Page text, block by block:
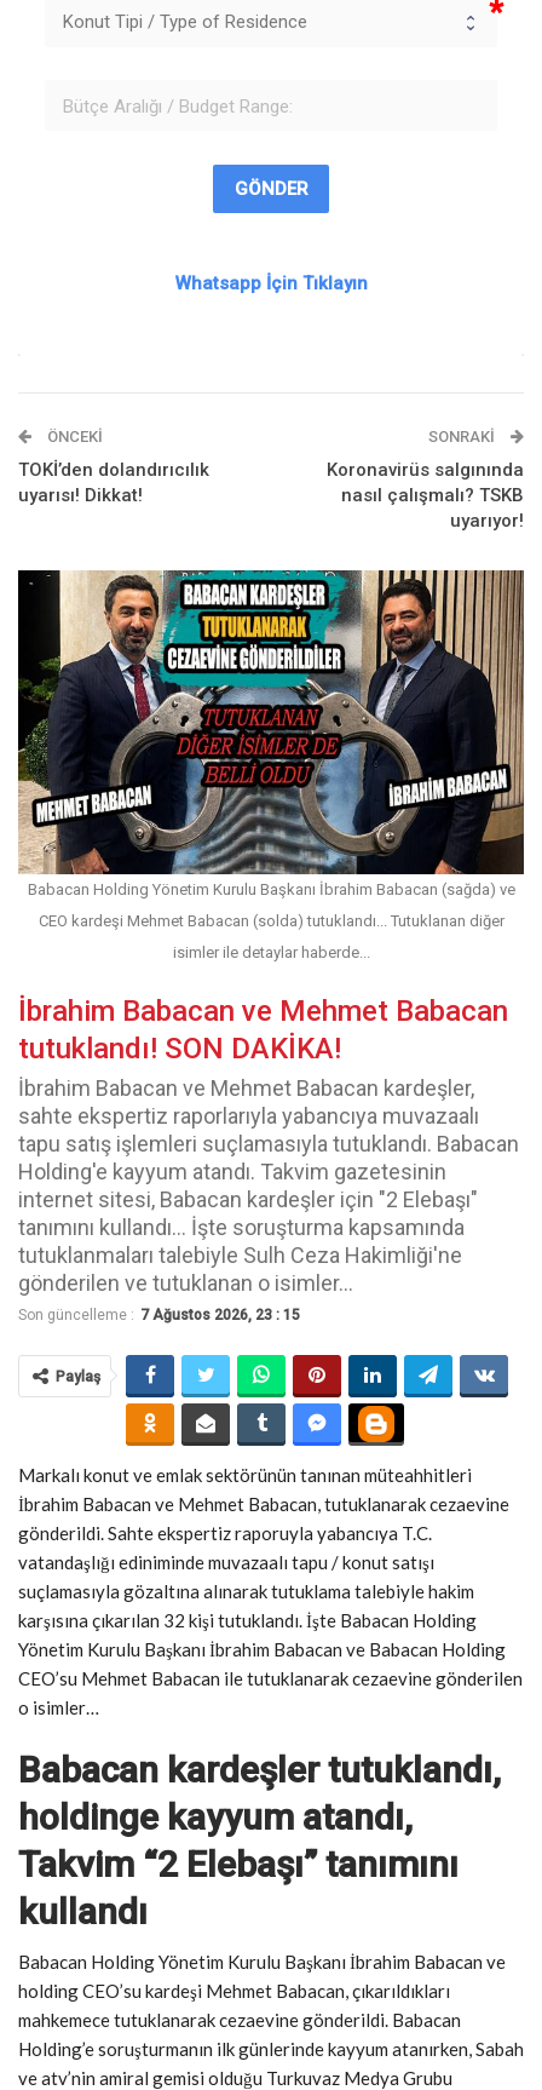
GÖNDER
Whatsapp İçin Tıklayın
ÖNCEKI
TOKİ’den dolandırıcılık
uyarısı! Dikkat!
SONRAKI
Koronavirüs salgınında
nasıl çalışmalı? TSKB
uyarıyor!
Babacan Holding Yönetim Kurulu Başkanı İbrahim Babacan (sağda) ve
CEO kardeşi Mehmet Babacan (solda) tutuklandı... Tutuklanan diğer
isimler ile detaylar haberde...
İbrahim Babacan ve Mehmet Babacan
tutuklandı! SON DAKİKA!
İbrahim Babacan ve Mehmet Babacan kardeşler,
sahte ekspertiz raporlarıyla yabancıya muvazaalı
tapu satış işlemleri suçlamasıyla tutuklandı. Babacan
Holding'e kayyum atandı. Takvim gazetesinin
internet sitesi, Babacan kardeşler için "2 Elebaşı"
tanımını kullandı... İşte soruşturma kapsamında
tutuklanmaları talebiyle Sulh Ceza Hakimliği'ne
gönderilen ve tutuklanan o isimler...
Son güncelleme : 7 Ağustos 2026, 23 : 15
Paylaş
Markalı konut ve emlak sektörünün tanınan müteahhitleri
İbrahim Babacan ve Mehmet Babacan, tutuklanarak cezaevine
gönderildi. Sahte ekspertiz raporuyla yabancıya T.C.
vatandaşlığı ediniminde muvazaalı tapu / konut satışı
suçlamasıyla gözaltına alınarak tutuklama talebiyle hakim
karşısına çıkarılan 32 kişi tutuklandı. İşte Babacan Holding
Yönetim Kurulu Başkanı İbrahim Babacan ve Babacan Holding
CEO’su Mehmet Babacan ile tutuklanarak cezaevine gönderilen
o isimler…
Babacan kardeşler tutuklandı,
holdinge kayyum atandı,
Takvim “2 Elebaşı” tanımını
kullandı
Babacan Holding Yönetim Kurulu Başkanı İbrahim Babacan ve
holding CEO’su kardeşi Mehmet Babacan, çıkarıldıkları
mahkemece tutuklanarak cezaevine gönderildi. Babacan
Holding’e soruşturmanın ilk günlerinde kayyum atanırken, Sabah
ve atv’nin amiral gemisi olduğu Turkuvaz Medya Grubu